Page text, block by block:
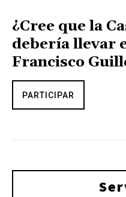
¿Cree que la
debería llevar
Francisco
PARTICIPAR